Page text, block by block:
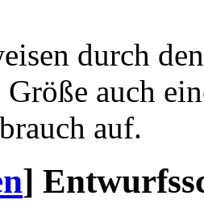
durch
Größe auch
auf.
]